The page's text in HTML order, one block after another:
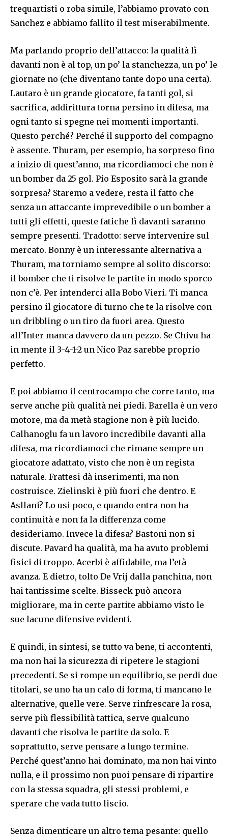
trequartisti o roba simile, l’abbiamo provato con
Sanchez e abbiamo fallito il test miserabilmente.
Ma parlando proprio dell’attacco: la qualità lì
davanti non è al top, un po’ la stanchezza, un po’ le
giornate no (che diventano tante dopo una certa).
Lautaro è un grande giocatore, fa tanti gol, si
sacrifica, addirittura torna persino in difesa, ma
ogni tanto si spegne nei momenti importanti.
Questo perché? Perché il supporto del compagno
è assente. Thuram, per esempio, ha sorpreso fino
a inizio di quest’anno, ma ricordiamoci che non è
un bomber da 25 gol. Pio Esposito sarà la grande
sorpresa? Staremo a vedere, resta il fatto che
senza un attaccante imprevedibile o un bomber a
tutti gli effetti, queste fatiche lì davanti saranno
sempre presenti. Tradotto: serve intervenire sul
mercato. Bonny è un interessante alternativa a
Thuram, ma torniamo sempre al solito discorso:
il bomber che ti risolve le partite in modo sporco
non c’è. Per intenderci alla Bobo Vieri. Ti manca
persino il giocatore di turno che te la risolve con
un dribbling o un tiro da fuori area. Questo
all’Inter manca davvero da un pezzo. Se Chivu ha
in mente il 3-4-1-2 un Nico Paz sarebbe proprio
perfetto.
E poi abbiamo il centrocampo che corre tanto, ma
serve anche più qualità nei piedi. Barella è un vero
motore, ma da metà stagione non è più lucido.
Calhanoglu fa un lavoro incredibile davanti alla
difesa, ma ricordiamoci che rimane sempre un
giocatore adattato, visto che non è un regista
naturale. Frattesi dà inserimenti, ma non
costruisce. Zielinski è più fuori che dentro. E
Asllani? Lo usi poco, e quando entra non ha
continuità e non fa la differenza come
desideriamo. Invece la difesa? Bastoni non si
discute. Pavard ha qualità, ma ha avuto problemi
fisici di troppo. Acerbi è affidabile, ma l’età
avanza. E dietro, tolto De Vrij dalla panchina, non
hai tantissime scelte. Bisseck può ancora
migliorare, ma in certe partite abbiamo visto le
sue lacune difensive evidenti.
E quindi, in sintesi, se tutto va bene, ti accontenti,
ma non hai la sicurezza di ripetere le stagioni
precedenti. Se si rompe un equilibrio, se perdi due
titolari, se uno ha un calo di forma, ti mancano le
alternative, quelle vere. Serve rinfrescare la rosa,
serve più flessibilità tattica, serve qualcuno
davanti che risolva le partite da solo. E
soprattutto, serve pensare a lungo termine.
Perché quest’anno hai dominato, ma non hai vinto
nulla, e il prossimo non puoi pensare di ripartire
con la stessa squadra, gli stessi problemi, e
sperare che vada tutto liscio.
Senza dimenticare un altro tema pesante: quello